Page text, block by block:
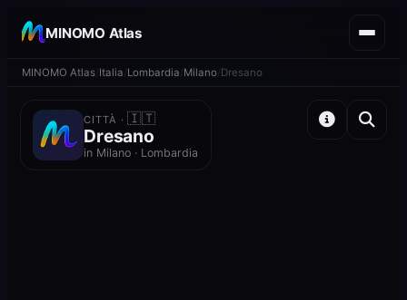
MINOMO Atlas
MINOMO Atlas Italia Lombardia Milano Dresano
CITTÀ ·🇮🇹
Dresano
in Milano · Lombardia